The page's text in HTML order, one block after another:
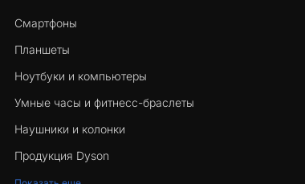
Смартфоны
Планшеты
Ноутбуки и компьютеры
Умные часы и фитнесс-браслеты
Наушники и колонки
Продукция Dyson